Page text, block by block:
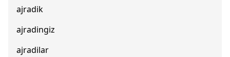
ajradik
ajradingiz
ajradilar